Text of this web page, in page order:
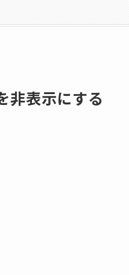
非表示にする